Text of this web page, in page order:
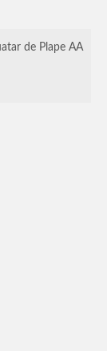
de Plape AA